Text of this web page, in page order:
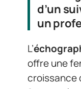
d’un
un
L’
offre une
croissance